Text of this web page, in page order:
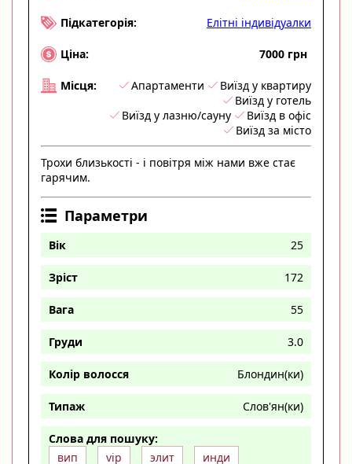
Підкатегорія: Елітні індивідуалки
Ціна: 7000 грн
Місця: Апартаменти
Виїзд у квартиру
Виїзд у готель
Виїзд у лазню/сауну
Виїзд в офіс
Виїзд за місто
Трохи близькості - і повітря між нами вже стає
гарячим.
Параметри
Вік 25
Зріст 172
Вага 55
Груди 3.0
Колір волосся Блондин(ки)
Типаж Слов'ян(ки)
Слова для пошуку:
вип
vip элит
инди